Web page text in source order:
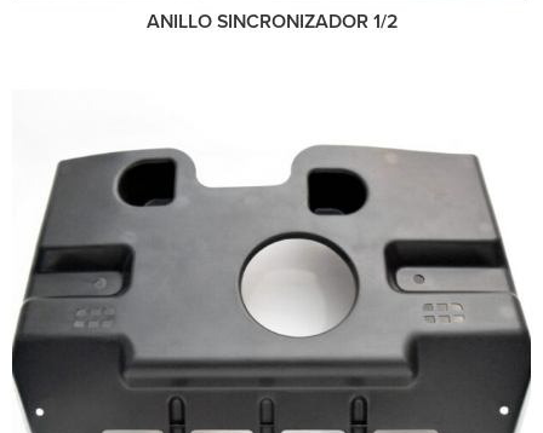
ANILLO SINCRONIZADOR 1/2